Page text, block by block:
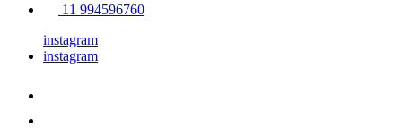
11 994596760
instagram
instagram